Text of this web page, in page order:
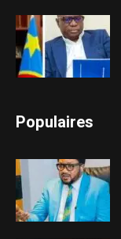
Populaires